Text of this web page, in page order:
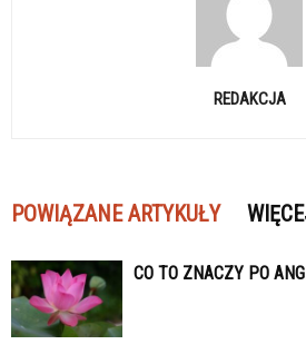
REDAKCJA
POWIĄZANE ARTYKUŁY
CO TO ZNACZY PO